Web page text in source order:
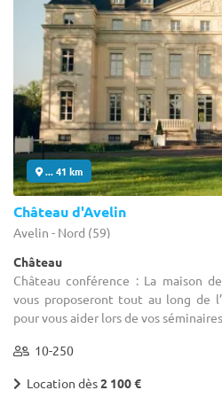
... 41 km
Château d'Avelin
Avelin - Nord (59)
Château
Château conférence : La maison
vous proposeront tout au long de
pour vous aider lors de vos
10-250
Location dès2 100 €